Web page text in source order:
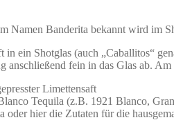
Namen Banderita bekannt wird im
in ein Shotglas (auch „Caballitos“
anschließend fein in das Glas ab.
Limettensaft
Tequila (z.B. 1921 Blanco,
oder hier die Zutaten für die